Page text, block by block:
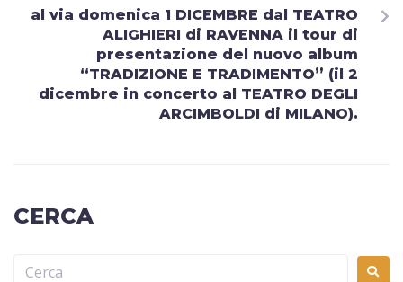
al via domenica 1 DICEMBRE dal TEATRO
ALIGHIERI di RAVENNA il tour di
presentazione del nuovo album
“TRADIZIONE E TRADIMENTO” (il 2
dicembre in concerto al TEATRO DEGLI
ARCIMBOLDI di MILANO).
CERCA